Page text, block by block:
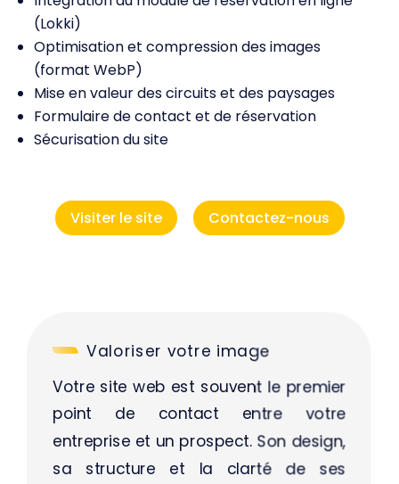
(Lokki)
Optimisation et compression des images
(format WebP)
Mise en valeur des circuits et des paysages
Formulaire de contact et de réservation
Sécurisation du site
Visiter le site Contactez-nous
Valoriser votre image
Votre site web est souvent le premier
point de contact entre votre
entreprise et un prospect. Son design,
sa structure et la clarté de ses